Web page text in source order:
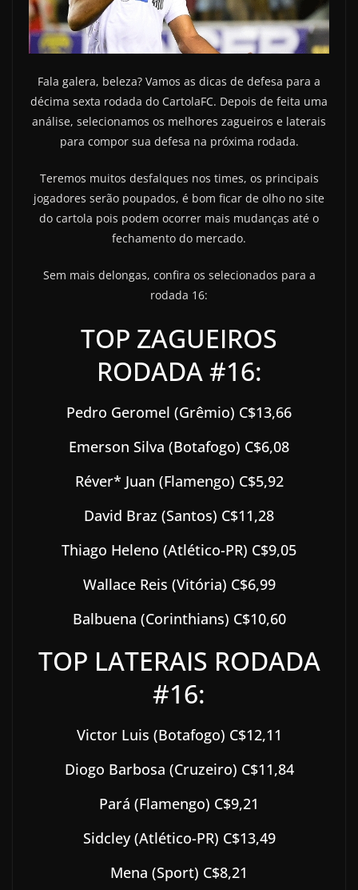
Fala galera, beleza? Vamos as dicas de defesa para a
décima sexta rodada do CartolaFC. Depois de feita uma
análise, selecionamos os melhores zagueiros e laterais
para compor sua defesa na próxima rodada.
Teremos muitos desfalques nos times, os principais
jogadores serão poupados, é bom ficar de olho no site
do cartola pois podem ocorrer mais mudanças até o
fechamento do mercado.
Sem mais delongas, confira os selecionados para a
rodada 16:
TOP ZAGUEIROS
RODADA #16:
Pedro Geromel (Grêmio) C$13,66
Emerson Silva (Botafogo) C$6,08
Réver* Juan (Flamengo) C$5,92
David Braz (Santos) C$11,28
Thiago Heleno (Atlético-PR) C$9,05
Wallace Reis (Vitória) C$6,99
Balbuena (Corinthians) C$10,60
TOP LATERAIS RODADA
#16:
Victor Luis (Botafogo) C$12,11
Diogo Barbosa (Cruzeiro) C$11,84
Pará (Flamengo) C$9,21
Sidcley (Atlético-PR) C$13,49
Mena (Sport) C$8,21